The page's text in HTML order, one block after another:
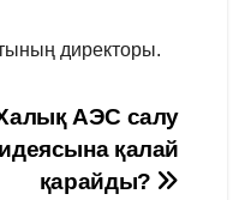
директоры.
АЭС салу
идеясына қалай
қарайды?